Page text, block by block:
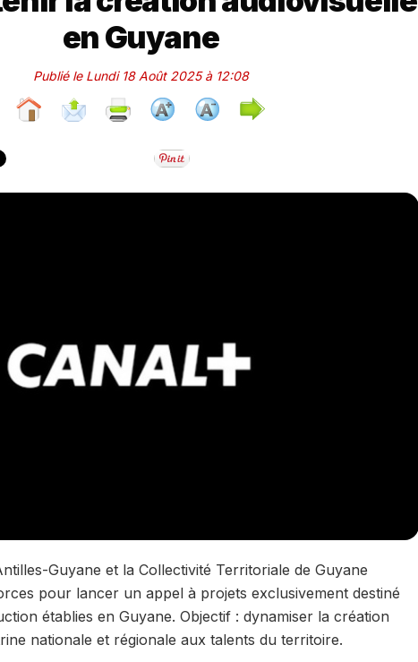
en Guyane
Publié le Lundi 18 Août 2025 à 12:08
Guyane et la Collectivité Territoriale de Guyane
pour lancer un appel à projets exclusivement destiné
établies en Guyane. Objectif : dynamiser la création
nationale et régionale aux talents du territoire.